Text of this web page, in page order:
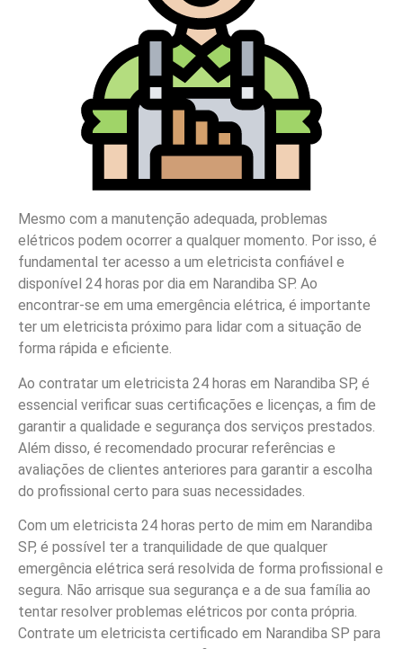
Mesmo com a manutenção adequada, problemas
elétricos podem ocorrer a qualquer momento. Por isso, é
fundamental ter acesso a um eletricista confiável e
disponível 24 horas por dia em Narandiba SP. Ao
encontrar-se em uma emergência elétrica, é importante
ter um eletricista próximo para lidar com a situação de
forma rápida e eficiente.
Ao contratar um eletricista 24 horas em Narandiba SP, é
essencial verificar suas certificações e licenças, a fim de
garantir a qualidade e segurança dos serviços prestados.
Além disso, é recomendado procurar referências e
avaliações de clientes anteriores para garantir a escolha
do profissional certo para suas necessidades.
Com um eletricista 24 horas perto de mim em Narandiba
SP, é possível ter a tranquilidade de que qualquer
emergência elétrica será resolvida de forma profissional e
segura. Não arrisque sua segurança e a de sua família ao
tentar resolver problemas elétricos por conta própria.
Contrate um eletricista certificado em Narandiba SP para